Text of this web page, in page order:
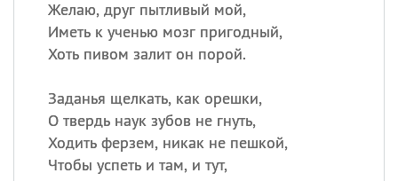
Желаю, друг пытливый мой,
Иметь к ученью мозг пригодный,
Хоть пивом залит он порой.
Заданья щелкать, как орешки,
О твердь наук зубов не гнуть,
Ходить ферзем, никак не пешкой,
Чтобы успеть и там, и тут,
Национальный день
маяка
07.08
ИМЕНА
Сегодня празднуют именины